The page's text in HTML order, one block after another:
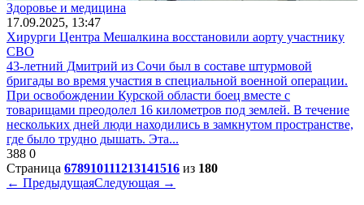
Здоровье и медицина
17.09.2025, 13:47
Хирурги Центра Мешалкина восстановили аорту участнику
СВО
43-летний Дмитрий из Сочи был в составе штурмовой
бригады во время участия в специальной военной операции.
При освобождении Курской области боец вместе с
товарищами преодолел 16 километров под землей. В течение
нескольких дней люди находились в замкнутом пространстве,
где было трудно дышать. Эта...
388 0
Страница 678910111213141516 из 180
← ПредыдущаяСледующая →